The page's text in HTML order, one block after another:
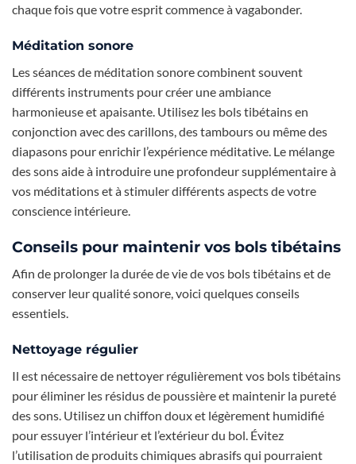
chaque fois que votre esprit commence à vagabonder.
Méditation sonore
Les séances de méditation sonore combinent souvent
différents instruments pour créer une ambiance
harmonieuse et apaisante. Utilisez les bols tibétains en
conjonction avec des carillons, des tambours ou même des
diapasons pour enrichir l’expérience méditative. Le mélange
des sons aide à introduire une profondeur supplémentaire à
vos méditations et à stimuler différents aspects de votre
conscience intérieure.
Conseils pour maintenir vos bols tibétains
Afin de prolonger la durée de vie de vos bols tibétains et de
conserver leur qualité sonore, voici quelques conseils
essentiels.
Nettoyage régulier
Il est nécessaire de nettoyer régulièrement vos bols tibétains
pour éliminer les résidus de poussière et maintenir la pureté
des sons. Utilisez un chiffon doux et légèrement humidifié
pour essuyer l’intérieur et l’extérieur du bol. Évitez
l’utilisation de produits chimiques abrasifs qui pourraient